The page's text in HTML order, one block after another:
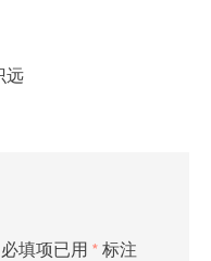
远
必填项已用 * 标注